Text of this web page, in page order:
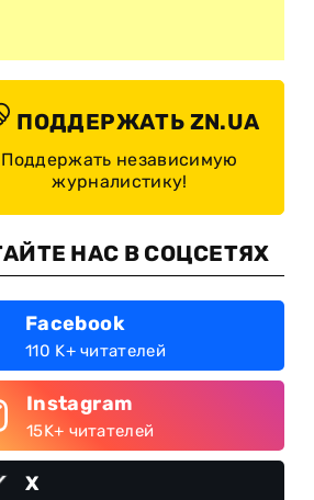
ПОДДЕРЖАТЬ ZN.UA
Поддержать независимую
журналистику!
НАС В СОЦСЕТЯХ
Facebook
110 K+ читателей
Instagram
15K+ читателей
X